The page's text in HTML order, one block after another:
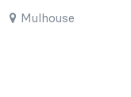
Mulhouse